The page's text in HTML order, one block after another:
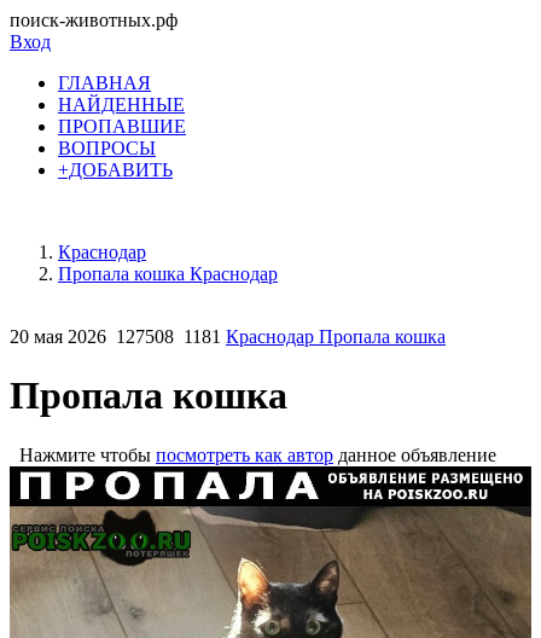
поиск-животных.рф
Вход
ГЛАВНАЯ
НАЙДЕННЫЕ
ПРОПАВШИЕ
ВОПРОСЫ
+ДОБАВИТЬ
Краснодар
Пропала кошка Краснодар
20 мая 2026 127508 1181 Краснодар Пропала кошка
Пропала кошка
Нажмите чтобы посмотреть как автор данное объявление